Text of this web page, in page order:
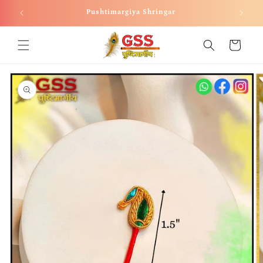
Skip to
content
Welcome to our store
Cart
Skip to
product
information